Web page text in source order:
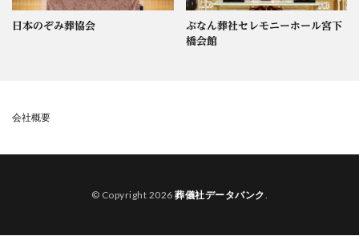
日本のぞみ葬協会
ぶなん葬社セレモニーホール宮下
橋会館
会社概要
© Copyright 2026葬儀社データバンク.